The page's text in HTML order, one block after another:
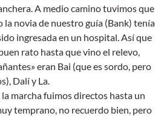
A medio camino tuvimos que
la novia de nuestro guía (Bank) tenía
ingresada en un hospital. Así que
rato hasta que vino el relevo,
eran Bai (que es sordo, pero
Dalí y La.
marcha fuimos directos hasta un
temprano, no recuerdo bien, pero